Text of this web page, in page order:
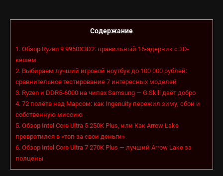
Содержание
1. Обзор Ryzen 9 9950X3D2: правильный 16-ядерник с 3D-
кешем
2. Выбираем лучший игровой ноутбук до 100 000 рублей:
сравнительное тестирование 7 интересных моделей
3. Ryzen и DDR5-6000 на чипах Samsung — G.Skill даёт добро
4. 72 полёта над Марсом: как Ingenuity пережил зиму, сбои и
собственную миссию
5. Обзор Intel Core Ultra 5 250K Plus, или Как Arrow Lake
превратился в «топ за свои деньги»
6. Обзор Intel Core Ultra 7 270K Plus — лучший Arrow Lake за
полцены